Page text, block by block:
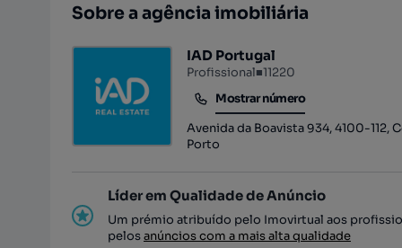
Sobre a agência imobiliária
IAD Portugal
Profissional■11220
Mostrar número
Mostrar número
Avenida da Boavista 934, 4100-112,
Porto
Líder em Qualidade de Anúncio
Um prémio atribuído pelo Imovirtual aos
pelosanúncios com a mais alta qualidade